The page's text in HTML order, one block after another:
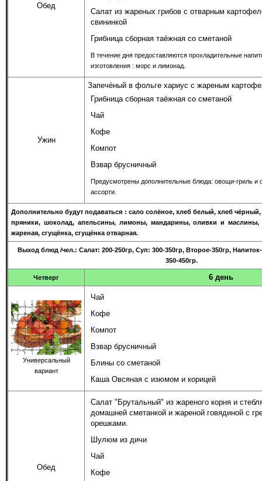
Обед
Салат из жареных грибов с отварным
свининкой
Грибница сборная таёжная со сметаной
В течение дня предоставляются прохладительные
изготовления : морс и лимонад.
Ужин
Запечёный в фольге хариус с жареным
Грибница сборная таёжная со сметаной
Чай
Кофе
Компот
Взвар брусничный
Предусмотрены дополнительные блюда: овощи-гриль и
ассорти.
Дополнительно будут подаваться : сало солёное, хлеб белый, хлеб
пряники, шоколад, апельсины, лимоны, мандарины, оливки и маслины,
жареная, сгущёнка, сгущёнка отварная.
Выход блюд /чел.: Салат: 200-250гр, Суп: 300-350гр, Второе-350гр,
350-450гр.
Четверг 6 день
Универсальный
вариант
Чай
Кофе
Компот
Взвар брусничный
Блины со сметаной
Каша Овсяная с изюмом и корицей
Обед
Салат "Брутальный" из жареного корня и
домашней сметанкой и жареной говядиной с
орешками.
Шулюм из дичи
Чай
Кофе